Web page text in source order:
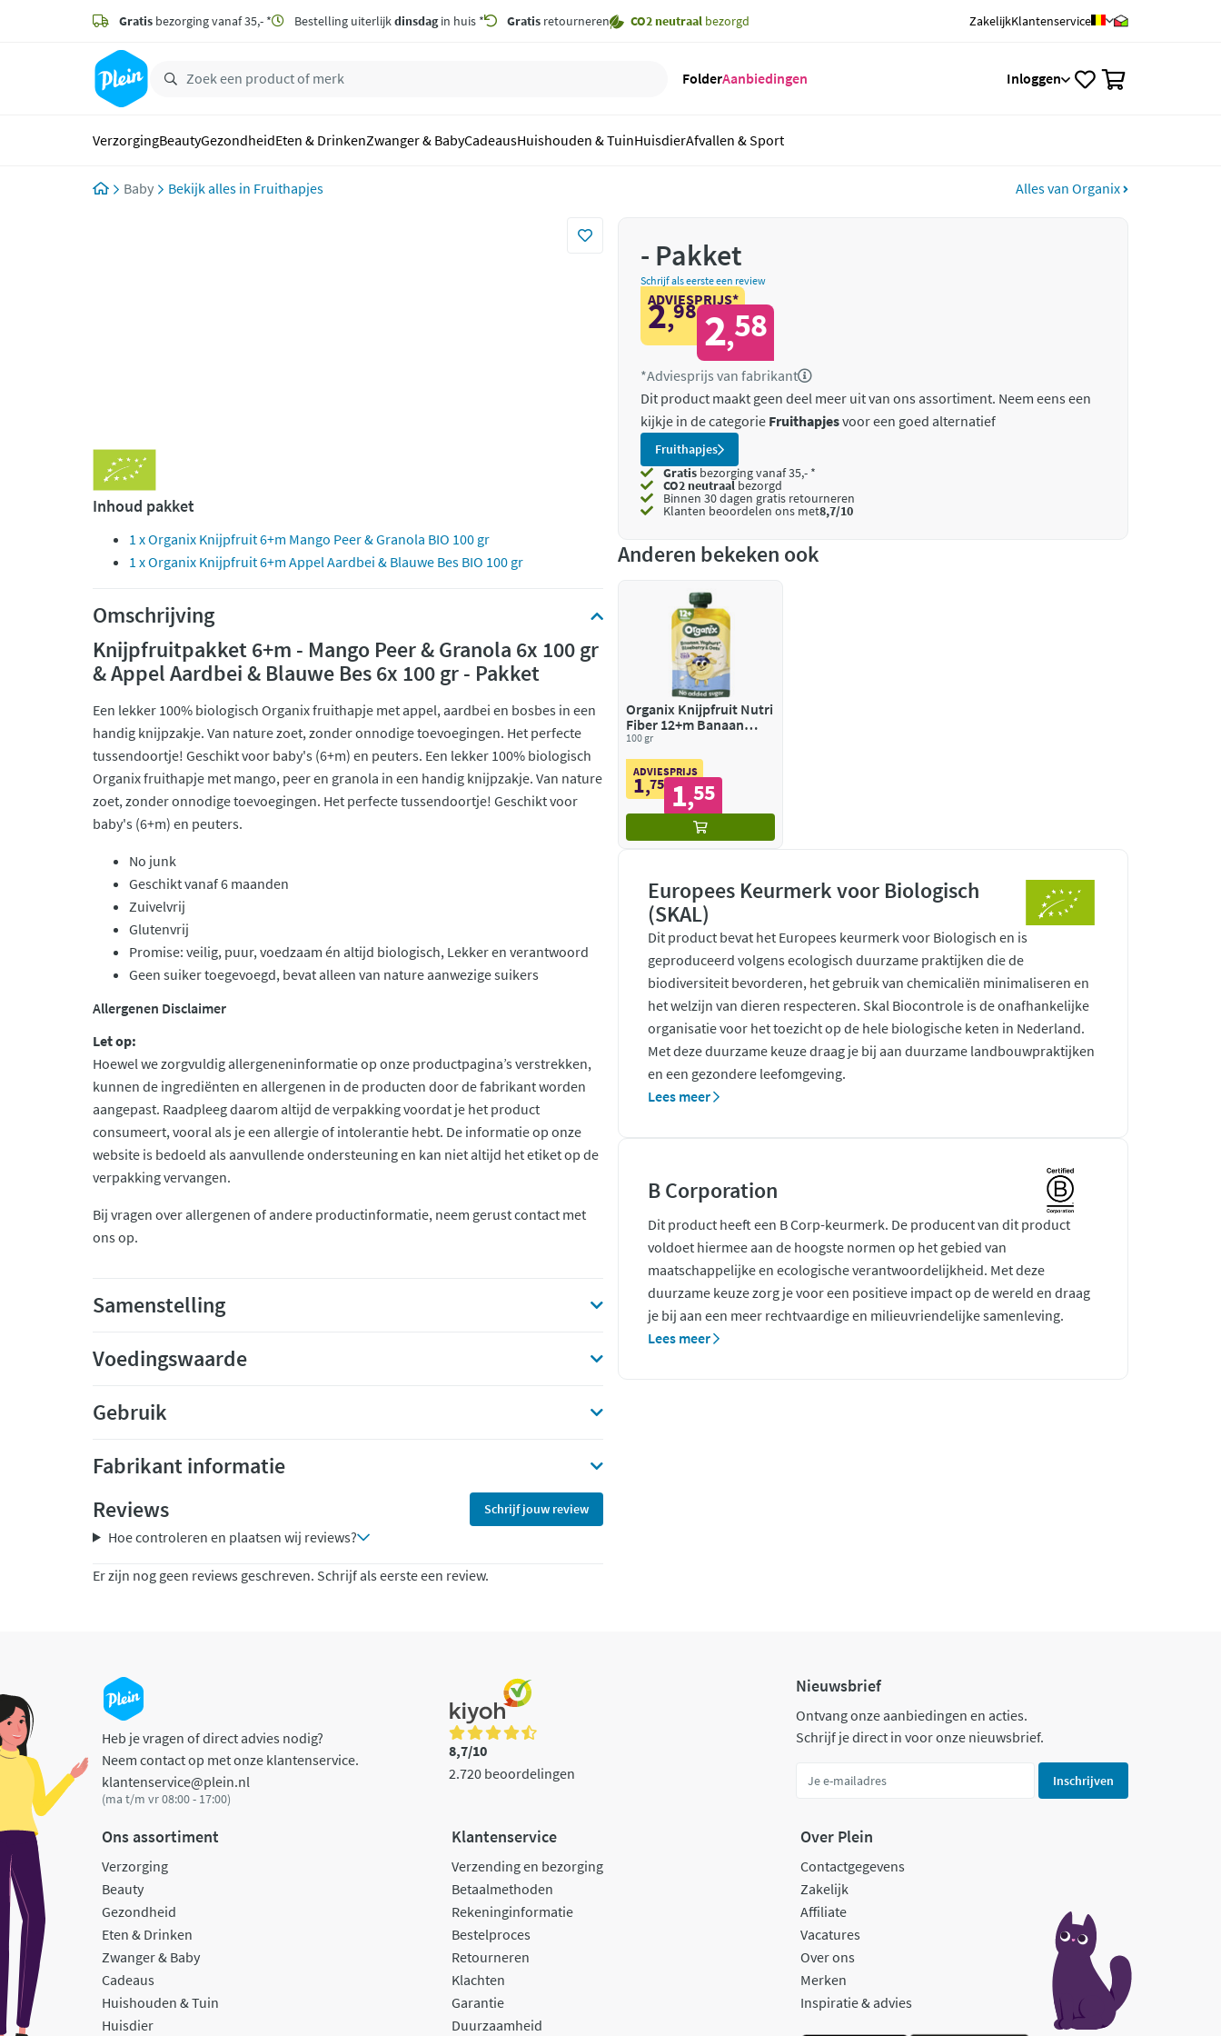
zoeken
hoofdinhoud
Gratis bezorging vanaf 35,- * Bestelling uiterlijkdinsdagin huis * Gratis retourneren CO2 neutraal bezorgd ZakelijkKlantenservice
FolderAanbiedingen Inloggen
VerzorgingBeautyGezondheidEten & DrinkenZwanger & BabyCadeausHuishouden & TuinHuisdierAfvallen & Sport
Baby Fruithapjes Alles van Organix
Inhoud pakket
1 x Organix Knijpfruit 6+m Mango Peer & Granola BIO 100 gr
1 x Organix Knijpfruit 6+m Appel Aardbei & Blauwe Bes BIO 100 gr
Omschrijving
Knijpfruitpakket 6+m - Mango Peer & Granola 6x 100 gr
& Appel Aardbei & Blauwe Bes 6x 100 gr - Pakket
Een lekker 100% biologisch Organix fruithapje met appel, aardbei en bosbes in een
handig knijpzakje. Van nature zoet, zonder onnodige toevoegingen. Het perfecte
tussendoortje! Geschikt voor baby's (6+m) en peuters. Een lekker 100% biologisch
Organix fruithapje met mango, peer en granola in een handig knijpzakje. Van nature
zoet, zonder onnodige toevoegingen. Het perfecte tussendoortje! Geschikt voor
baby's (6+m) en peuters.
No junk
Geschikt vanaf 6 maanden
Zuivelvrij
Glutenvrij
Promise: veilig, puur, voedzaam én altijd biologisch, Lekker en verantwoord
Geen suiker toegevoegd, bevat alleen van nature aanwezige suikers
Allergenen Disclaimer
Let op:
Hoewel we zorgvuldig allergeneninformatie op onze productpagina’s verstrekken,
kunnen de ingrediënten en allergenen in de producten door de fabrikant worden
aangepast. Raadpleeg daarom altijd de verpakking voordat je het product
consumeert, vooral als je een allergie of intolerantie hebt. De informatie op onze
website is bedoeld als aanvullende ondersteuning en kan niet altijd het etiket op de
verpakking vervangen.
Bij vragen over allergenen of andere productinformatie, neem gerust contact met
ons op.
Samenstelling
Voedingswaarde
Gebruik
Fabrikant informatie
Reviews
Schrijf jouw review
Hoe controleren en plaatsen wij reviews?
Er zijn nog geen reviews geschreven. Schrijf als eerste een review.
- Pakket
Schrijf als eerste een review
ADVIESPRIJS*
2,98 2,58
*Adviesprijs van fabrikant
Dit product maakt geen deel meer uit van ons assortiment. Neem eens een
kijkje in de categorie Fruithapjesvoor een goed alternatief
Fruithapjes
Gratis bezorging vanaf 35,- *
CO2 neutraalbezorgd
Binnen 30 dagen gratis retourneren
Klanten beoordelen ons met8,7/10
Anderen bekeken ook
Organix Knijpfruit Nutri
Fiber 12+m Banaan
Blauwe Bes Yoghurt
BIO
100 gr
ADVIESPRIJS
1,75 1,55
Europees Keurmerk voor Biologisch
(SKAL)
Dit product bevat het Europees keurmerk voor Biologisch en is
geproduceerd volgens ecologisch duurzame praktijken die de
biodiversiteit bevorderen, het gebruik van chemicaliën minimaliseren en
het welzijn van dieren respecteren. Skal Biocontrole is de onafhankelijke
organisatie voor het toezicht op de hele biologische keten in Nederland.
Met deze duurzame keuze draag je bij aan duurzame landbouwpraktijken
en een gezondere leefomgeving.
Lees meer
B Corporation
Dit product heeft een B Corp-keurmerk. De producent van dit product
voldoet hiermee aan de hoogste normen op het gebied van
maatschappelijke en ecologische verantwoordelijkheid. Met deze
duurzame keuze zorg je voor een positieve impact op de wereld en draag
je bij aan een meer rechtvaardige en milieuvriendelijke samenleving.
Lees meer
Heb je vragen of direct advies nodig?
Neem contact op met onze klantenservice.
klantenservice@plein.nl
(ma t/m vr 08:00 - 17:00)
8,7/10
2.720 beoordelingen
Nieuwsbrief
Ontvang onze aanbiedingen en acties.
Schrijf je direct in voor onze nieuwsbrief.
Inschrijven
Ons assortiment
Verzorging
Beauty
Gezondheid
Eten & Drinken
Zwanger & Baby
Cadeaus
Huishouden & Tuin
Huisdier
Klantenservice
Verzending en bezorging
Betaalmethoden
Rekeninginformatie
Bestelproces
Retourneren
Klachten
Garantie
Duurzaamheid
Over Plein
Contactgegevens
Zakelijk
Affiliate
Vacatures
Over ons
Merken
Inspiratie & advies